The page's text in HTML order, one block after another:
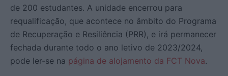
de 200 estudantes. A unidade encerrou para
requalificação, que acontece no âmbito do Programa
de Recuperação e Resiliência (PRR), e irá permanecer
fechada durante todo o ano letivo de 2023/2024,
pode ler-se na página de alojamento da FCT Nova.